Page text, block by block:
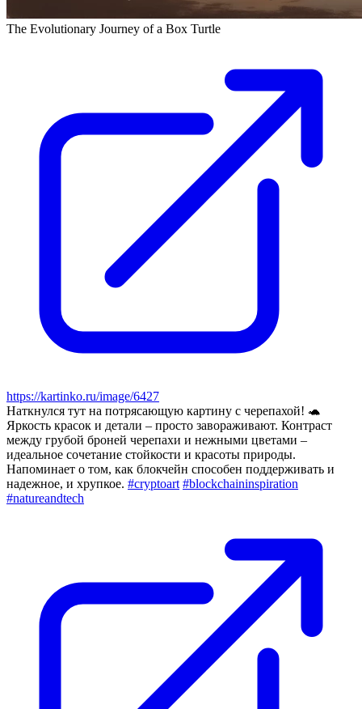
The Evolutionary Journey of a Box Turtle
https://kartinko.ru/image/6427
Наткнулся тут на потрясающую картину с черепахой! 🐢
Яркость красок и детали – просто завораживают. Контраст
между грубой броней черепахи и нежными цветами –
идеальное сочетание стойкости и красоты природы.
Напоминает о том, как блокчейн способен поддерживать и
надежное, и хрупкое. #cryptoart #blockchaininspiration
#natureandtech